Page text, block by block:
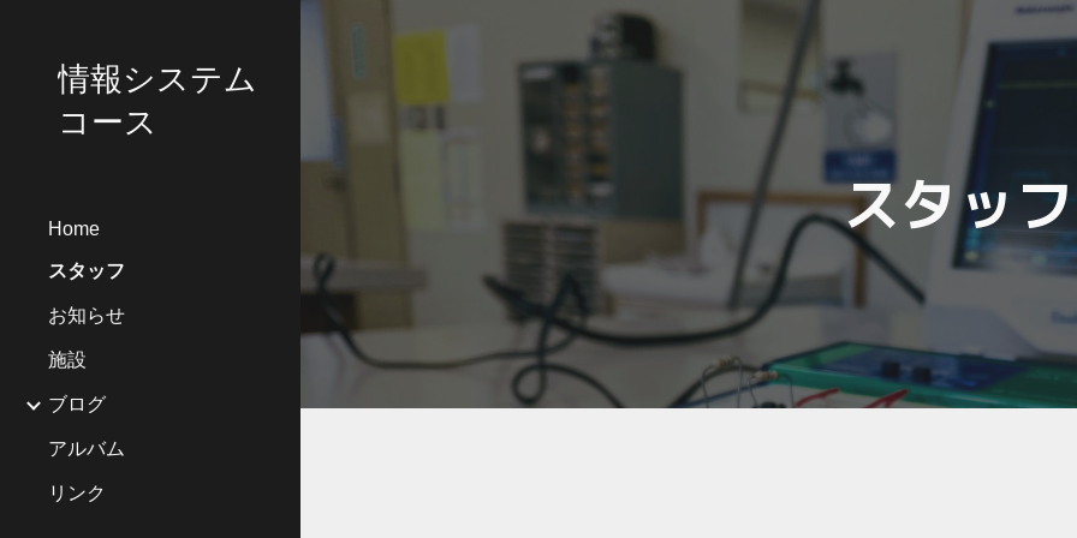
Skip to main content Skip to
情報システム
コース
Home
スタッフ
お知らせ
施設
ブログ
アルバム
リンク
スタッフ